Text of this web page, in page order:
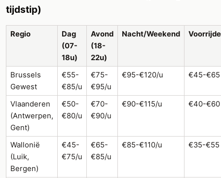
tijdstip)
Regio
Dag
(07-
18u)
Avond
(18-
22u)
Nacht/Weekend
Brussels
Gewest
€55-
€85/u
€75-
€95/u
€95-€120/u €45-€65
Vlaanderen
(Antwerpen,
Gent)
€50-
€80/u
€70-
€90/u
€90-€115/u €40-€60
Wallonië
(Luik,
Bergen)
€45-
€75/u
€65-
€85/u
€85-€110/u €35-€55